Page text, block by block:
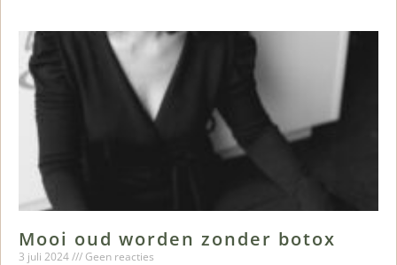
Mooi oud worden zonder botox
3 juli 2024 Geen reacties